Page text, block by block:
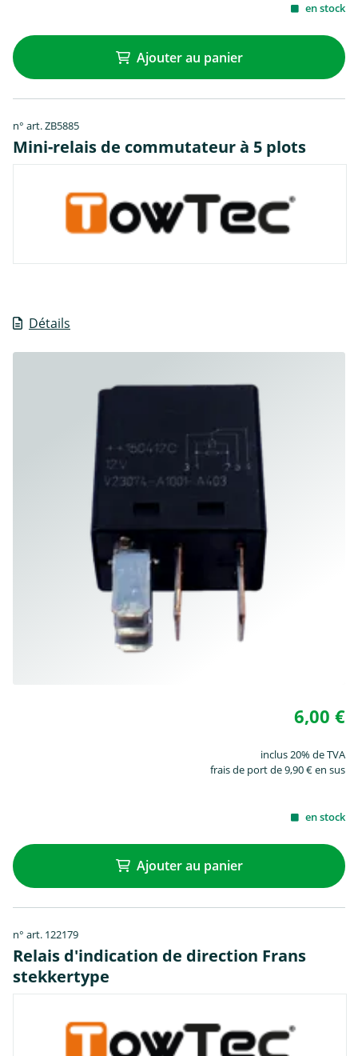
en stock
Ajouter au panier
n° art. ZB5885
Mini-relais de commutateur à 5 plots
Détails
6,00 €
inclus 20% de TVA
frais de port de 9,90 € en sus
en stock
Ajouter au panier
n° art. 122179
Relais d'indication de direction Frans
stekkertype